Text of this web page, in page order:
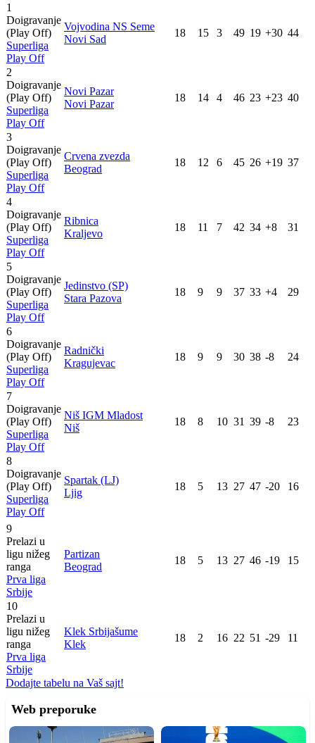
1
Doigravanje
(Play Off)
Superliga
Play Off
Vojvodina NS Seme
Novi Sad
18 15 3 49 19 +30 44
2
Doigravanje
(Play Off)
Superliga
Play Off
Novi Pazar
Novi Pazar
18 14 4 46 23 +23 40
3
Doigravanje
(Play Off)
Superliga
Play Off
Crvena zvezda
Beograd
18 12 6 45 26 +19 37
4
Doigravanje
(Play Off)
Superliga
Play Off
Ribnica
Kraljevo
18 11 7 42 34 +8 31
5
Doigravanje
(Play Off)
Superliga
Play Off
Jedinstvo (SP)
Stara Pazova
18 9 9 37 33 +4 29
6
Doigravanje
(Play Off)
Superliga
Play Off
Radnički
Kragujevac
18 9 9 30 38 -8 24
7
Doigravanje
(Play Off)
Superliga
Play Off
Niš IGM Mladost
Niš
18 8 10 31 39 -8 23
8
Doigravanje
(Play Off)
Superliga
Play Off
Spartak (LJ)
Ljig
18 5 13 27 47 -20 16
9
Prelazi u
ligu nižeg
ranga
Prva liga
Srbije
Partizan
Beograd
18 5 13 27 46 -19 15
10
Prelazi u
ligu nižeg
ranga
Prva liga
Srbije
Klek Srbijašume
Klek
18 2 16 22 51 -29 11
Dodajte tabelu na Vaš sajt!
Web preporuke